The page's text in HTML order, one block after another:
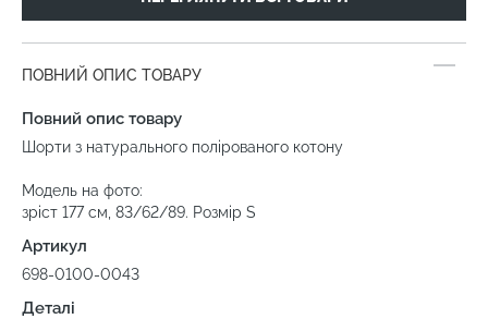
ПОВНИЙ ОПИС ТОВАРУ
Повний опис товару
Шорти з натурального полірованого котону
Модель на фото:
зріст 177 см, 83/62/89. Розмір S
Артикул
698-0100-0043
Деталі